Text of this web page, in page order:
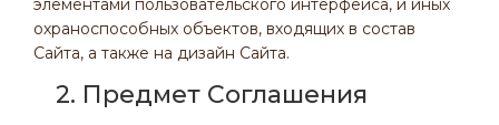
элементами пользовательского интерфейса, и иных
охраноспособных объектов, входящих в состав
Сайта, а также на дизайн Сайта.
2. Предмет Соглашения